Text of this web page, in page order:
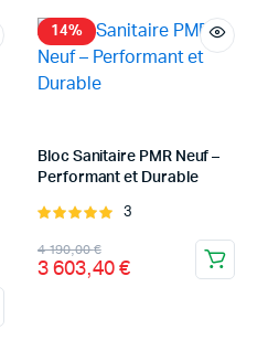
était :
799,99 €.
est :
660,95 €.
14%
Bloc Sanitaire PMR Neuf –
Performant et Durable
Note
3
4 190,00€
Le
prix
3 603,40€
Le
prix